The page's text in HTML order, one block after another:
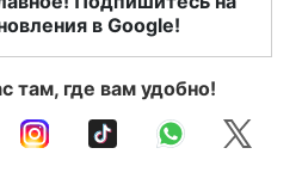
в Google!
там, где вам удобно!